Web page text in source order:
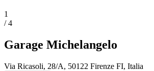
1
/4
Garage Michelangelo
Via Ricasoli, 28/A, 50122 Firenze FI, Italia